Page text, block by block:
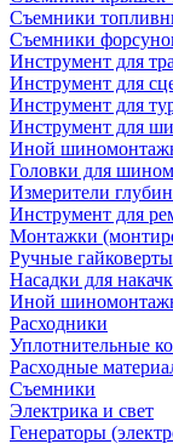
Съемники
Съемники
Инструмент для
Инструмент для
Инструмент для
Инструмент для
Иной
Головки для
Измерители
Инструмент для
Монтажки
Ручные гайковерты
Насадки для
Иной
Расходники
Уплотнительные
Расходные
Съемники
Электрика и свет
Генераторы